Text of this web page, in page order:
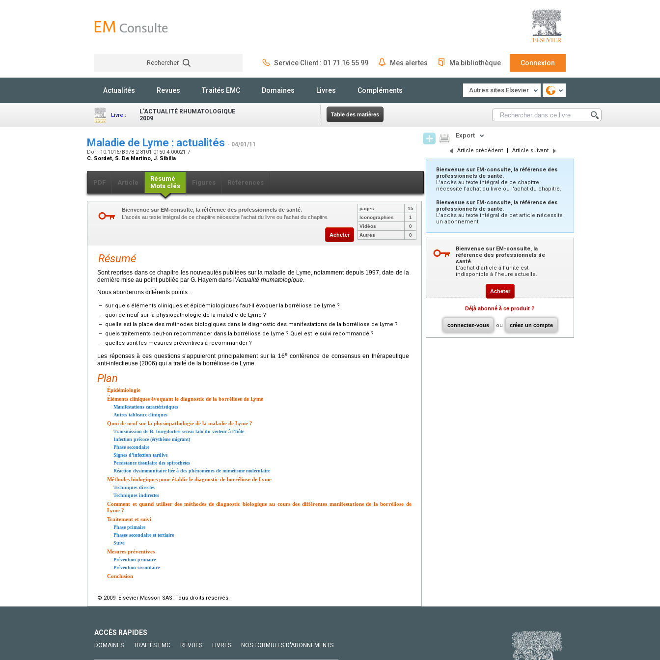
Rechercher Service Client : 01 71 16 55 99 Mes alertes Ma bibliothèque Connexion
Actualités Revues Traités EMC Domaines Livres Compléments Autres sites Elsevier
Livre :
L'ACTUALITÉ RHUMATOLOGIQUE
2009
Table des matières
Maladie de Lyme : actualités - 04/01/11
Doi : 10.1016/B978-2-8101-0150-4.00021-7
C. Sordet, S. De Martino, J. Sibilia
PDF Article
Résumé
Mots clés
Figures Références
Bienvenue sur EM-consulte, la référence des professionnels de santé.
L'accès au texte intégral de ce chapitre nécessite l'achat du livre ou l'achat du chapitre.
Acheter
pages
15
Iconographies
1
Vidéos
0
Autres
0
Résumé
Sont reprises dans ce chapitre les nouveautés publiées sur la maladie de Lyme, notamment depuis 1997, date de la
dernière mise au point publiée par G. Hayem dans l’Actualité rhumatologique.
Nous aborderons différents points :
– sur quels éléments cliniques et épidémiologiques faut-il évoquer la borréliose de Lyme ?
– quoi de neuf sur la physiopathologie de la maladie de Lyme ?
– quelle est la place des méthodes biologiques dans le diagnostic des manifestations de la borréliose de Lyme ?
– quels traitements peut-on recommander dans la borréliose de Lyme ? Quel est le suivi recommandé ?
– quelles sont les mesures préventives à recommander ?
Les réponses à ces questions s’appuieront principalement sur la 16e conférence de consensus en thérapeutique
anti-infectieuse (2006) qui a traité de la borréliose de Lyme.
Plan
Épidémiologie
Éléments cliniques évoquant le diagnostic de la borréliose de Lyme
Manifestations caractéristiques
Autres tableaux cliniques
Quoi de neuf sur la physiopathologie de la maladie de Lyme ?
Transmission de B. burgdorferi sensu lato du vecteur à l’hôte
Infection précoce (érythème migrant)
Phase secondaire
Signes d’infection tardive
Persistance tissulaire des spirochètes
Réaction dysimmunitaire liée à des phénomènes de mimétisme moléculaire
Méthodes biologiques pour établir le diagnostic de borréliose de Lyme
Techniques directes
Techniques indirectes
Comment et quand utiliser des méthodes de diagnostic biologique au cours des différentes manifestations de la borréliose de
Lyme ?
Traitement et suivi
Phase primaire
Phases secondaire et tertiaire
Suivi
Mesures préventives
Prévention primaire
Prévention secondaire
Conclusion
© 2009 Elsevier Masson SAS. Tous droits réservés.
Export
Article précédent | Article suivant
Bienvenue sur EM-consulte, la référence des
professionnels de santé.
L'accès au texte intégral de ce chapitre
nécessite l'achat du livre ou l'achat du chapitre.
Bienvenue sur EM-consulte, la référence des
professionnels de santé.
L’accès au texte intégral de cet article nécessite
un abonnement.
Bienvenue sur EM-consulte, la
référence des professionnels de
santé.
L’achat d’article à l’unité est
indisponible à l’heure actuelle.
Acheter
Déjà abonné à ce produit ?
connectez-vous ou créez un compte
ACCÈS RAPIDES
DOMAINES TRAITÉS EMC REVUES LIVRES NOS FORMULES D'ABONNEMENTS